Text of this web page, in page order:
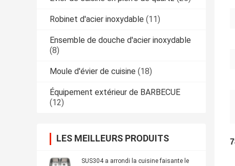
Robinet d'acier inoxydable (11)
Ensemble de douche d'acier inoxydable
(8)
Moule d'évier de cuisine (18)
Équipement extérieur de BARBECUE
(12)
LES MEILLEURS PRODUITS
SUS304 a arrondi la cuisine faisante le